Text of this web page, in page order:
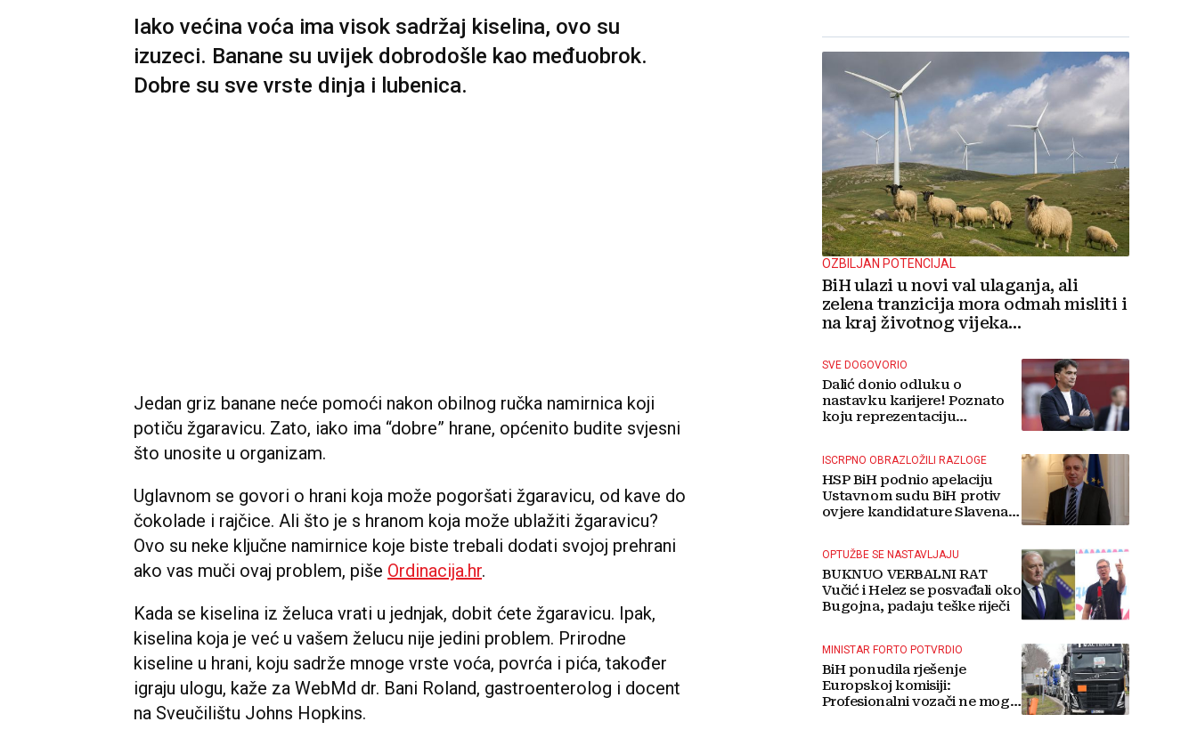
Iako većina voća ima visok sadržaj kiselina, ovo su
izuzeci. Banane su uvijek dobrodošle kao međuobrok.
Dobre su sve vrste dinja i lubenica.
Jedan griz banane neće pomoći nakon obilnog ručka namirnica koji
potiču žgaravicu. Zato, iako ima “dobre” hrane, općenito budite svjesni
što unosite u organizam.
Uglavnom se govori o hrani koja može pogoršati žgaravicu, od kave do
čokolade i rajčice. Ali što je s hranom koja može ublažiti žgaravicu?
Ovo su neke ključne namirnice koje biste trebali dodati svojoj prehrani
ako vas muči ovaj problem, piše Ordinacija.hr.
Kada se kiselina iz želuca vrati u jednjak, dobit ćete žgaravicu. Ipak,
kiselina koja je već u vašem želucu nije jedini problem. Prirodne
kiseline u hrani, koju sadrže mnoge vrste voća, povrća i pića, također
igraju ulogu, kaže za WebMd dr. Bani Roland, gastroenterolog i docent
na Sveučilištu Johns Hopkins.
OZBILJAN POTENCIJAL
BiH ulazi u novi val ulaganja, ali
zelena tranzicija mora odmah misliti i
na kraj životnog vijeka
SVE DOGOVORIO
Dalić donio odluku o
nastavku karijere! Poznato
koju reprezentaciju
ISCRPNO OBRAZLOŽILI RAZLOGE
HSP BiH podnio apelaciju
Ustavnom sudu BiH protiv
ovjere kandidature Slavena
OPTUŽBE SE NASTAVLJAJU
BUKNUO VERBALNI RAT
Vučić i Helez se posvađali oko
Bugojna, padaju teške riječi
MINISTAR FORTO POTVRDIO
BiH ponudila rješenje
Europskoj komisiji:
Profesionalni vozači ne mogu